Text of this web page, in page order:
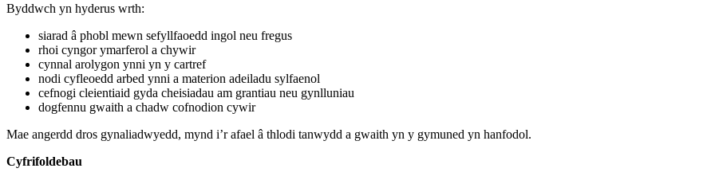
Byddwch yn hyderus wrth:
siarad â phobl mewn sefyllfaoedd ingol neu fregus
rhoi cyngor ymarferol a chywir
cynnal arolygon ynni yn y cartref
nodi cyfleoedd arbed ynni a materion adeiladu sylfaenol
cefnogi cleientiaid gyda cheisiadau am grantiau neu gynlluniau
dogfennu gwaith a chadw cofnodion cywir
Mae angerdd dros gynaliadwyedd, mynd i’r afael â thlodi tanwydd a gwaith yn y gymuned yn hanfodol.
Cyfrifoldebau